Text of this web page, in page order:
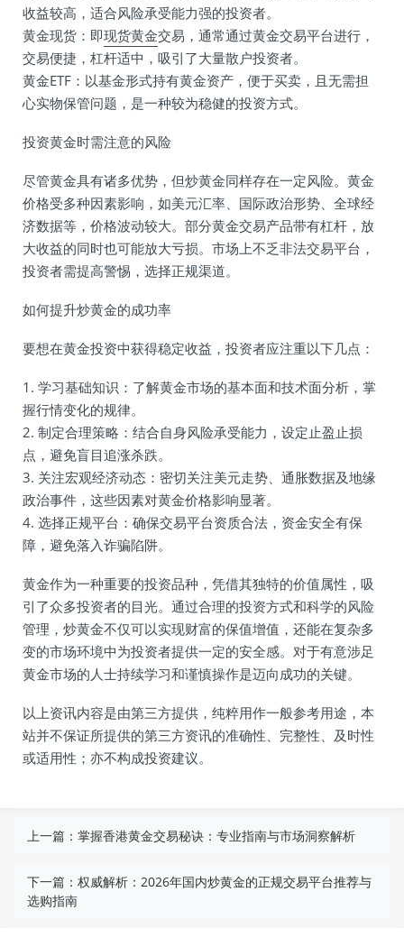
收益较高，适合风险承受能力强的投资者。
黄金现货：即现货黄金交易，通常通过黄金交易平台进行，
交易便捷，杠杆适中，吸引了大量散户投资者。
黄金ETF：以基金形式持有黄金资产，便于买卖，且无需担
心实物保管问题，是一种较为稳健的投资方式。
投资黄金时需注意的风险
尽管黄金具有诸多优势，但炒黄金同样存在一定风险。黄金
价格受多种因素影响，如美元汇率、国际政治形势、全球经
济数据等，价格波动较大。部分黄金交易产品带有杠杆，放
大收益的同时也可能放大亏损。市场上不乏非法交易平台，
投资者需提高警惕，选择正规渠道。
如何提升炒黄金的成功率
要想在黄金投资中获得稳定收益，投资者应注重以下几点：
1. 学习基础知识：了解黄金市场的基本面和技术面分析，掌
握行情变化的规律。
2. 制定合理策略：结合自身风险承受能力，设定止盈止损
点，避免盲目追涨杀跌。
3. 关注宏观经济动态：密切关注美元走势、通胀数据及地缘
政治事件，这些因素对黄金价格影响显著。
4. 选择正规平台：确保交易平台资质合法，资金安全有保
障，避免落入诈骗陷阱。
黄金作为一种重要的投资品种，凭借其独特的价值属性，吸
引了众多投资者的目光。通过合理的投资方式和科学的风险
管理，炒黄金不仅可以实现财富的保值增值，还能在复杂多
变的市场环境中为投资者提供一定的安全感。对于有意涉足
黄金市场的人士持续学习和谨慎操作是迈向成功的关键。
以上资讯内容是由第三方提供，纯粹用作一般参考用途，本
站并不保证所提供的第三方资讯的准确性、完整性、及时性
或适用性；亦不构成投资建议。
上一篇： 掌握香港黄金交易秘诀：专业指南与市场洞察解析
下一篇： 权威解析：2026年国内炒黄金的正规交易平台推荐与
选购指南